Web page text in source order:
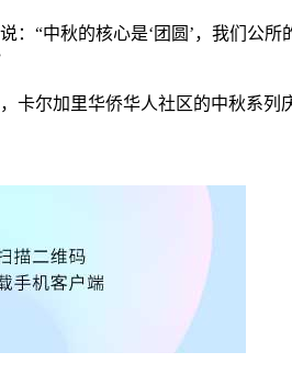
中秋的核心是‘团圆’，我们公所
尔加里华侨华人社区的中秋系列